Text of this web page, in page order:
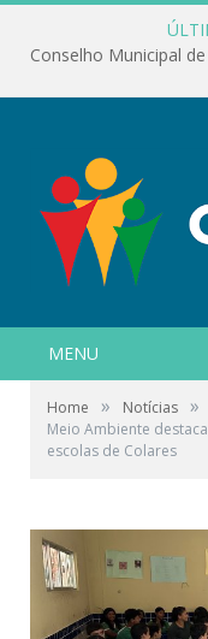
MENU
Home » Notícias »
Meio Ambiente
escolas de Colares